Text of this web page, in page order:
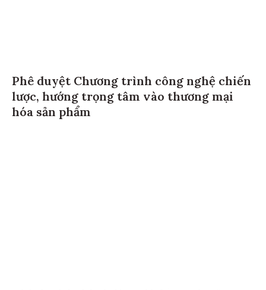
Phê duyệt Chương trình công nghệ chiến
lược, hướng trọng tâm vào thương mại
hóa sản phẩm